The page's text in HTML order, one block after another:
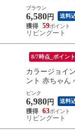
ブラウン
6,580 円 送料
59
リビングート
8/7時点_ポイン
カラージョイ
ント 赤ちゃん
ピンク
6,980 円 送料
63
リビングート